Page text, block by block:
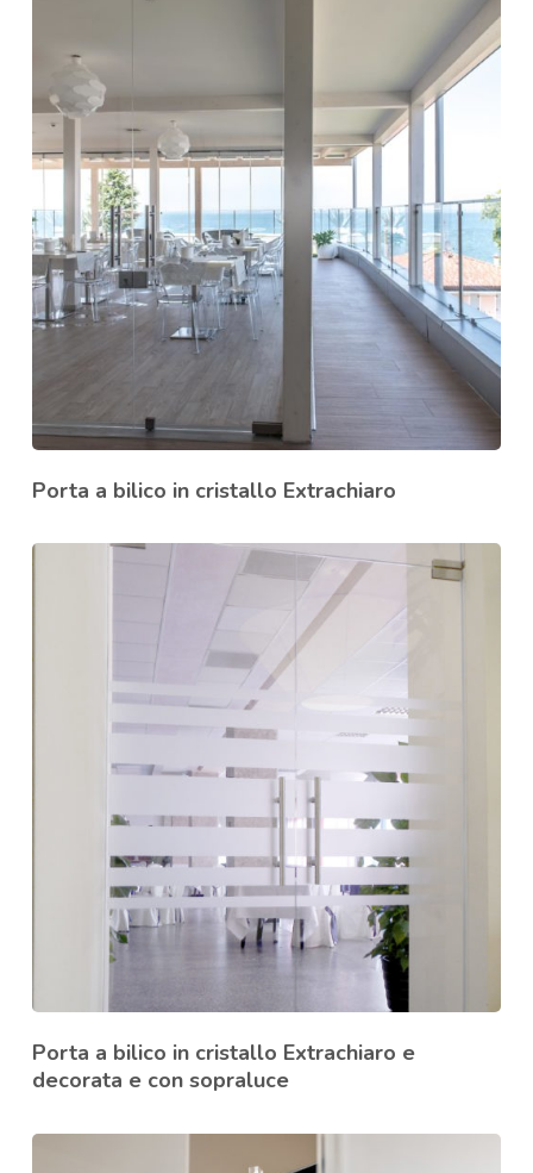
Porta a bilico in cristallo Extrachiaro
Porta a bilico in cristallo Extrachiaro e
decorata e con sopraluce